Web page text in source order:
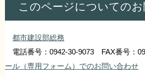
閉じる
このページについての
都市建設部総務
電話番号：0942-30-9073 FAX番号：
ール（専用フォーム）でのお問い合わせ